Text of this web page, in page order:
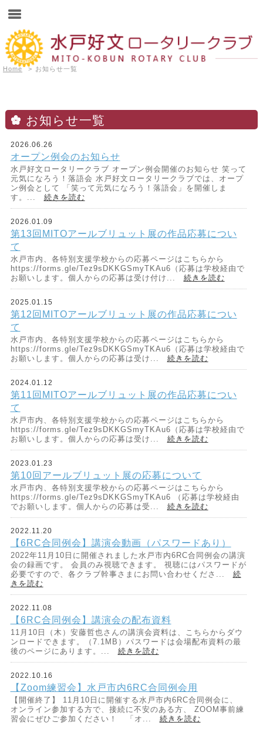
Home > お知らせ一覧
お知らせ一覧
2026.06.26
オープン例会のお知らせ
水戸好文ロータリークラブ オープン例会開催のお知らせ 笑って
元気になろう！落語会 水戸好文ロータリークラブでは、オープ
ン例会として 「笑って元気になろう！落語会」を開催しま
す。... 続きを読む
2026.01.09
第13回MITOアールブリュット展の作品応募につい
て
水戸市内、各特別支援学校からの応募ページはこちらから
https://forms.gle/Tez9sDKKGSmyTKAu6（応募は学校経由で
お願いします。個人からの応募は受け付け... 続きを読む
2025.01.15
第12回MITOアールブリュット展の作品応募につい
て
水戸市内、各特別支援学校からの応募ページはこちらから
https://forms.gle/Tez9sDKKGSmyTKAu6（応募は学校経由で
お願いします。個人からの応募は受け... 続きを読む
2024.01.12
第11回MITOアールブリュット展の作品応募につい
て
水戸市内、各特別支援学校からの応募ページはこちらから
https://forms.gle/Tez9sDKKGSmyTKAu6（応募は学校経由で
お願いします。個人からの応募は受け... 続きを読む
2023.01.23
第10回アールブリュット展の応募について
水戸市内、各特別支援学校からの応募ページはこちらから
https://forms.gle/Tez9sDKKGSmyTKAu6 （応募は学校経由
でお願いします。個人からの応募は受... 続きを読む
2022.11.20
【6RC合同例会】講演会動画（パスワードあり）
2022年11月10日に開催されました水戸市内6RC合同例会の講演
会の録画です。 会員のみ視聴できます。 視聴にはパスワードが
必要ですので、各クラブ幹事さまにお問い合わせくださ... 続
きを読む
2022.11.08
【6RC合同例会】講演会の配布資料
11月10日（木）安藤哲也さんの講演会資料は、こちらからダウ
ンロードできます。（7.1MB）パスワードは会場配布資料の最
後のページにあります。... 続きを読む
2022.10.16
【Zoom練習会】水戸市内6RC合同例会用
【開催終了】 11月10日に開催する水戸市内6RC合同例会に、
オンライン参加する方で、接続に不安のある方、 ZOOM事前練
習会にぜひご参加ください！ 「オ... 続きを読む